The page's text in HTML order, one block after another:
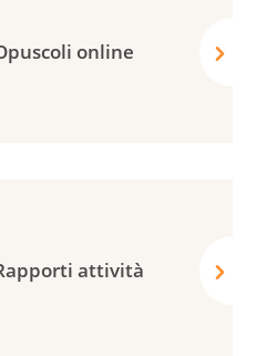
online
attività